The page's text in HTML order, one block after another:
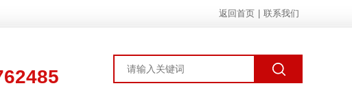
返回首页 联系我们